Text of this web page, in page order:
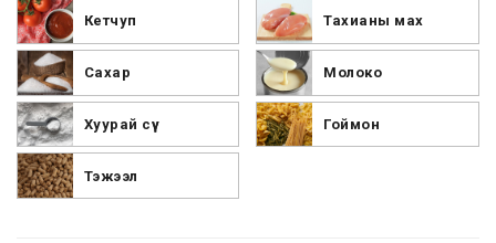
Кетчуп Тахианы мах
Сахар Молоко
Хуурай сүү Гоймон
Тэжээл